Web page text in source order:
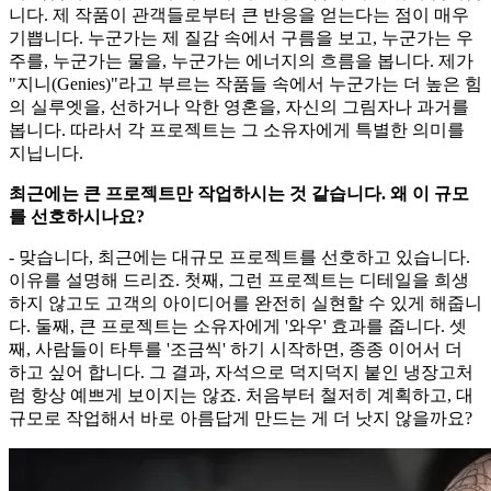
니다. 제 작품이 관객들로부터 큰 반응을 얻는다는 점이 매우
기쁩니다. 누군가는 제 질감 속에서 구름을 보고, 누군가는 우
주를, 누군가는 물을, 누군가는 에너지의 흐름을 봅니다. 제가
"지니(Genies)"라고 부르는 작품들 속에서 누군가는 더 높은 힘
의 실루엣을, 선하거나 악한 영혼을, 자신의 그림자나 과거를
봅니다. 따라서 각 프로젝트는 그 소유자에게 특별한 의미를
지닙니다.
최근에는 큰 프로젝트만 작업하시는 것 같습니다. 왜 이 규모
를 선호하시나요?
- 맞습니다, 최근에는 대규모 프로젝트를 선호하고 있습니다.
이유를 설명해 드리죠. 첫째, 그런 프로젝트는 디테일을 희생
하지 않고도 고객의 아이디어를 완전히 실현할 수 있게 해줍니
다. 둘째, 큰 프로젝트는 소유자에게 '와우' 효과를 줍니다. 셋
째, 사람들이 타투를 '조금씩' 하기 시작하면, 종종 이어서 더
하고 싶어 합니다. 그 결과, 자석으로 덕지덕지 붙인 냉장고처
럼 항상 예쁘게 보이지는 않죠. 처음부터 철저히 계획하고, 대
규모로 작업해서 바로 아름답게 만드는 게 더 낫지 않을까요?